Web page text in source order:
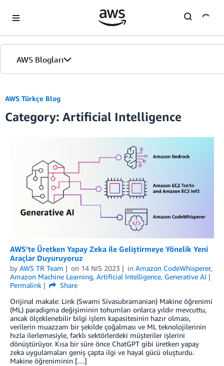
AWS Blogları
Sürümler
AWS Türkçe Blog
Category: Artificial Intelligence
AWS’te Üretken Yapay Zeka ile Geliştirmeye Yönelik Yeni
Araçlar Duyuruyoruz
by AWS TR Team on 14 NIS 2023 in Amazon CodeWhisperer,
Amazon Machine Learning, Artificial Intelligence, Generative AI
Permalink
Share
Orijinal makale: Link (Swami Sivasubramanian) Makine öğrenimi
(ML) paradigma değişiminin tohumları onlarca yıldır mevcuttu,
ancak ölçeklenebilir bilgi işlem kapasitesinin hazır olması,
verilerin muazzam bir şekilde çoğalması ve ML teknolojilerinin
hızla ilerlemesiyle, farklı sektörlerdeki müşteriler işlerini
dönüştürüyor. Kısa bir süre önce ChatGPT gibi üretken yapay
zeka uygulamaları geniş çapta ilgi ve hayal gücü oluşturdu.
Makine öğreniminin […]